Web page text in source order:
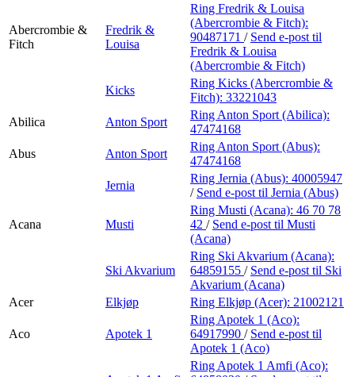
Abercrombie &
Fitch
Fredrik &
Louisa
Ring Fredrik & Louisa
(Abercrombie & Fitch):
90487171 / Send e-post til
Fredrik & Louisa
(Abercrombie & Fitch)
Kicks
Ring Kicks (Abercrombie &
Fitch): 33221043
Abilica
Anton Sport
Ring Anton Sport (Abilica):
47474168
Abus
Anton Sport
Ring Anton Sport (Abus):
47474168
Jernia
Ring Jernia (Abus): 40005947
/ Send e-post til Jernia (Abus)
Acana Musti
Ring Musti (Acana): 46 70 78
42 / Send e-post til Musti
(Acana)
Ski Akvarium
Ring Ski Akvarium (Acana):
64859155 / Send e-post til Ski
Akvarium (Acana)
Acer
Elkjøp Ring Elkjøp (Acer): 21002121
Aco Apotek 1
Ring Apotek 1 (Aco):
64917990 / Send e-post til
Apotek 1 (Aco)
Ring Apotek 1 Amfi (Aco):